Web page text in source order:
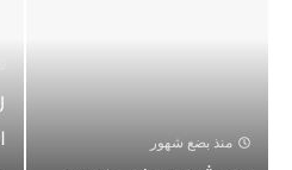
منذ بضع شهور